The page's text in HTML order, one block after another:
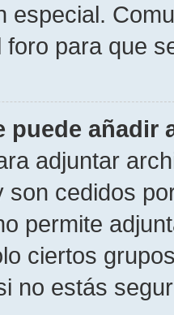
especial.
foro para que
puede añadir
adjuntar
son cedidos
permite
ciertos
no estás